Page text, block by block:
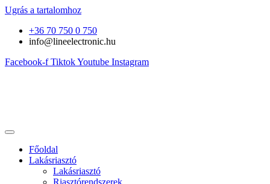
Ugrás a tartalomhoz
+36 70 750 0 750
info@lineelectronic.hu
Facebook-f TiktokYoutube Instagram
Főoldal
Lakásriasztó
Lakásriasztó
Riasztórendszerek